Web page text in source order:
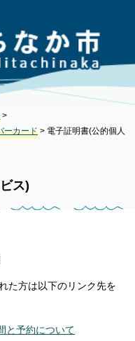
>
ーカード > 電子証明書(公的個人
ス)
た方は以下のリンク先を
と予約について